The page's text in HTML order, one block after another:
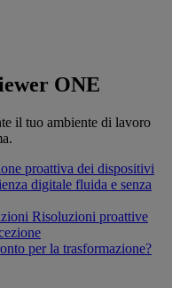
ONE
il tuo ambiente di lavoro
proattiva dei dispositivi
digitale fluida e senza
Risoluzioni proattive
per la trasformazione?